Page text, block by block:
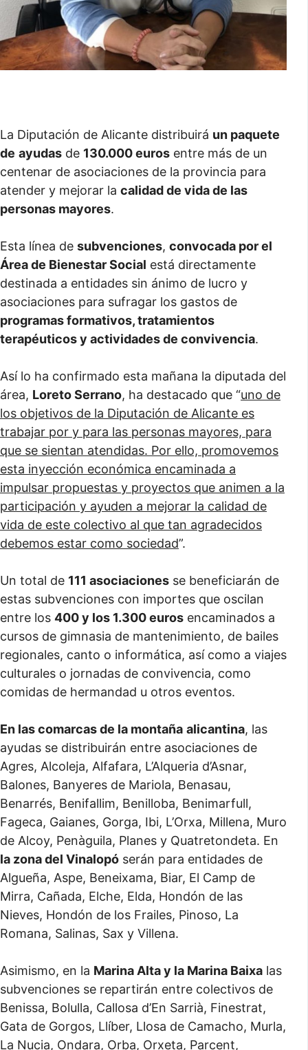
La Diputación de Alicante distribuirá un paquete
de ayudas de 130.000 euros entre más de un
centenar de asociaciones de la provincia para
atender y mejorar la calidad de vida de las
personas mayores.
Esta línea de subvenciones, convocada por el
Área de Bienestar Social está directamente
destinada a entidades sin ánimo de lucro y
asociaciones para sufragar los gastos de
programas formativos, tratamientos
terapéuticos y actividades de convivencia.
Así lo ha confirmado esta mañana la diputada del
área, Loreto Serrano, ha destacado que “uno de
los objetivos de la Diputación de Alicante es
trabajar por y para las personas mayores, para
que se sientan atendidas. Por ello, promovemos
esta inyección económica encaminada a
impulsar propuestas y proyectos que animen a la
participación y ayuden a mejorar la calidad de
vida de este colectivo al que tan agradecidos
debemos estar como sociedad”.
Un total de 111 asociaciones se beneficiarán de
estas subvenciones con importes que oscilan
entre los 400 y los 1.300 euros encaminados a
cursos de gimnasia de mantenimiento, de bailes
regionales, canto o informática, así como a viajes
culturales o jornadas de convivencia, como
comidas de hermandad u otros eventos.
En las comarcas de la montaña alicantina, las
ayudas se distribuirán entre asociaciones de
Agres, Alcoleja, Alfafara, L’Alqueria d’Asnar,
Balones, Banyeres de Mariola, Benasau,
Benarrés, Benifallim, Benilloba, Benimarfull,
Fageca, Gaianes, Gorga, Ibi, L’Orxa, Millena, Muro
de Alcoy, Penàguila, Planes y Quatretondeta. En
la zona del Vinalopó serán para entidades de
Algueña, Aspe, Beneixama, Biar, El Camp de
Mirra, Cañada, Elche, Elda, Hondón de las
Nieves, Hondón de los Frailes, Pinoso, La
Romana, Salinas, Sax y Villena.
Asimismo, en la Marina Alta y la Marina Baixa las
subvenciones se repartirán entre colectivos de
Benissa, Bolulla, Callosa d’En Sarrià, Finestrat,
Gata de Gorgos, Llíber, Llosa de Camacho, Murla,
La Nucia, Ondara, Orba, Orxeta, Parcent,